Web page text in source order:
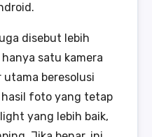
disebut lebih
satu kamera
utama beresolusi
foto yang tetap
yang lebih baik,